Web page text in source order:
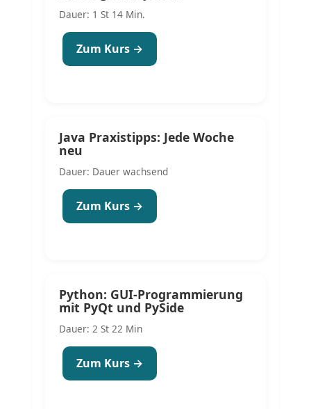
Dauer: 1 St 14 Min.
Zum Kurs →
Java Praxistipps: Jede Woche
neu
Dauer: Dauer wachsend
Zum Kurs →
Python: GUI-Programmierung
mit PyQt und PySide
Dauer: 2 St 22 Min
Zum Kurs →